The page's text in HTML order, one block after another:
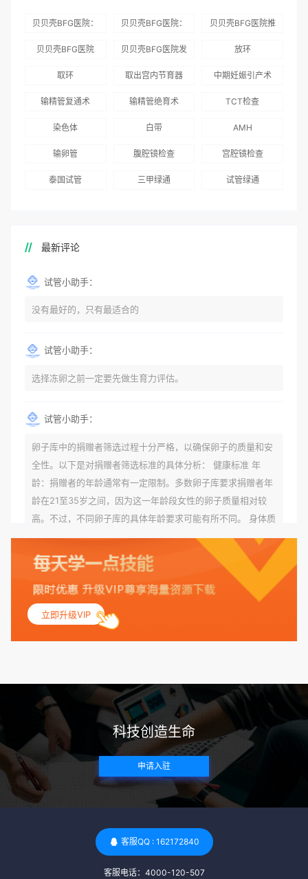
贝贝壳BFG医院：
务
贝贝壳BFG医院：
术”和“法律支持”
贝贝壳BFG医院推
贝贝壳BFG医院
贝贝壳BFG医院发
国版）》
放环
取环 取出宫内节育器 中期妊娠引产术
输精管复通术 输精管绝育术 TCT检查
染色体 白带 AMH
输卵管 腹腔镜检查 宫腔镜检查
泰国试管 三甲绿通 试管绿通
最新评论
试管小助手：
没有最好的，只有最适合的
试管小助手：
选择冻卵之前一定要先做生育力评估。
试管小助手：
卵子库中的捐赠者筛选过程十分严格，以确保卵子的质量和安
全性。以下是对捐赠者筛选标准的具体分析： 健康标准 年
龄：捐赠者的年龄通常有一定限制。多数卵子库要求捐赠者年
龄在21至35岁之间，因为这一年龄段女性的卵子质量相对较
高。不过，不同卵子库的具体年龄要求可能有所不同。 身体质
量指数（BMI）：捐赠者的BMI通常需要在正常范围内，以确
保其身体健康状况良好。过高的BMI可能与多种健康问题相关
联，包括不孕症和妊娠并发症。 生殖健康：捐赠者需要有规律
的月经期，无生殖障碍或异常问题。此外，还需要进行详细的
妇科检查，以确保其生殖系统的健康。 遗传病史与家族病史：
捐赠者及其家庭成员需要无严重的遗传病史、精神病史和传染
病史。这通常需要通过基因检测、家族史调查和医疗记录审查
带任何可传染给受卵者的病原体。 药物与生活习惯：捐赠者需
要是非尼古丁使用者、非吸烟者、非吸毒者，并且未使用可能
影响卵子质量的药物，如某些精神药物和避孕植入物。 学历与
心理标准 学历要求：部分卵子库对捐赠者的学历有一定要求，
但这并非普遍标准。一些卵子库可能更倾向于选择受过高等教
育的女性作为捐赠者，但这并不是绝对的筛选条件。 心理状态
评估：捐赠者需要进行心理状态评估，以确定其对捐赠过程的
于确保捐赠者在捐赠过程中保持积极的心态，并理解其捐赠行
为的意义。 其他标准 责任心与沟通能力：由于捐卵过程的时
间不确定性，捐赠者需要有责任心，善于沟通，并尊重预约和
立即升级VIP
科技创造生命
申请入驻
客服QQ : 162172840
客服电话：4000-120-507